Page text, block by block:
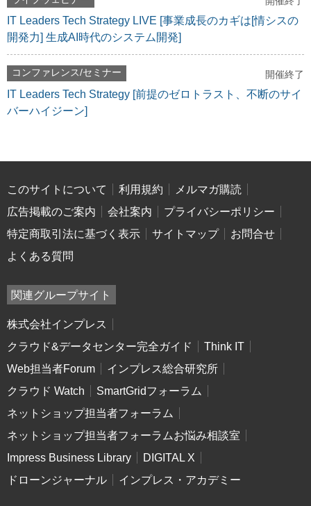
IT Leaders Tech Strategy LIVE [事業成長のカギは[情シスの
開発力] 生成AI時代のシステム開発]
コンファレンス/セミナー 開催終了
IT Leaders Tech Strategy [前提のゼロトラスト、不断のサイ
バーハイジーン]
このサイトについて 利用規約
メルマガ購読
広告掲載のご案内
会社案内
プライバシーポリシー
特定商取引法に基づく表示
サイトマップ
お問合せ
よくある質問
関連グループサイト
株式会社インプレス
クラウド&データセンター完全ガイド
Think IT
Web担当者Forum
インプレス総合研究所
クラウド Watch
SmartGridフォーラム
ネットショップ担当者フォーラム
ネットショップ担当者フォーラムお悩み相談室
Impress Business Library
DIGITAL X
ドローンジャーナル
インプレス・アカデミー